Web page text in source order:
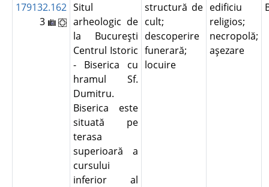
179132.162
3
Situl
arheologic de
la Bucureşti
Centrul Istoric
- Biserica cu
hramul Sf.
Dumitru.
Biserica este
situată pe
terasa
superioară a
cursului
inferior al
structură de
cult;
descoperire
funerară;
locuire
edificiu
religios;
necropolă;
aşezare